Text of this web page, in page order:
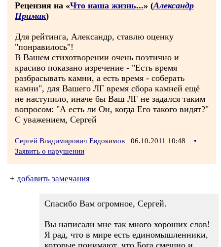
Рецензия на «Что наша жизнь...» (Александр
Примак)
Для рейтинга, Александр, ставлю оценку
"понравилось"!
В Вашем стихотворении очень поэтично и
красиво показано изречение - "Есть время
разбрасывать камни, а есть время - соберать
камни", для Вашего ЛГ время сбора камней ещё
не наступило, иначе бы Ваш ЛГ не задался таким
вопросом: "А есть ли Он, когда Его такого видят?"
С уважением, Сергей
Сергей Владимирович Евдокимов 06.10.2011 10:48
•
Заявить о нарушении
+ добавить замечания
Спасибо Вам огромное, Сергей.
Вы написали мне так много хороших слов!
Я рад, что в мире есть единомышленники,
которые понимают, что Бога смешно и